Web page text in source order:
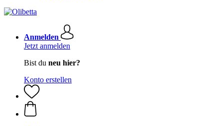
Anmelden
Jetzt anmelden
Bist du neu hier?
Konto erstellen